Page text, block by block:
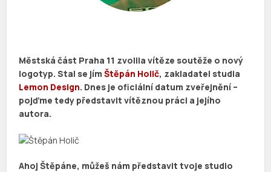
Městská část Praha 11 zvolila vítěze soutěže o nový
logotyp. Stal se jímŠtěpán Holič, zakladatel studia
Lemon Design. Dnes je oficiální datum zveřejnění –
pojďme tedy představit vítěznou práci a jejího
autora.
Ahoj Štěpáne, můžeš nám představit tvoje studio